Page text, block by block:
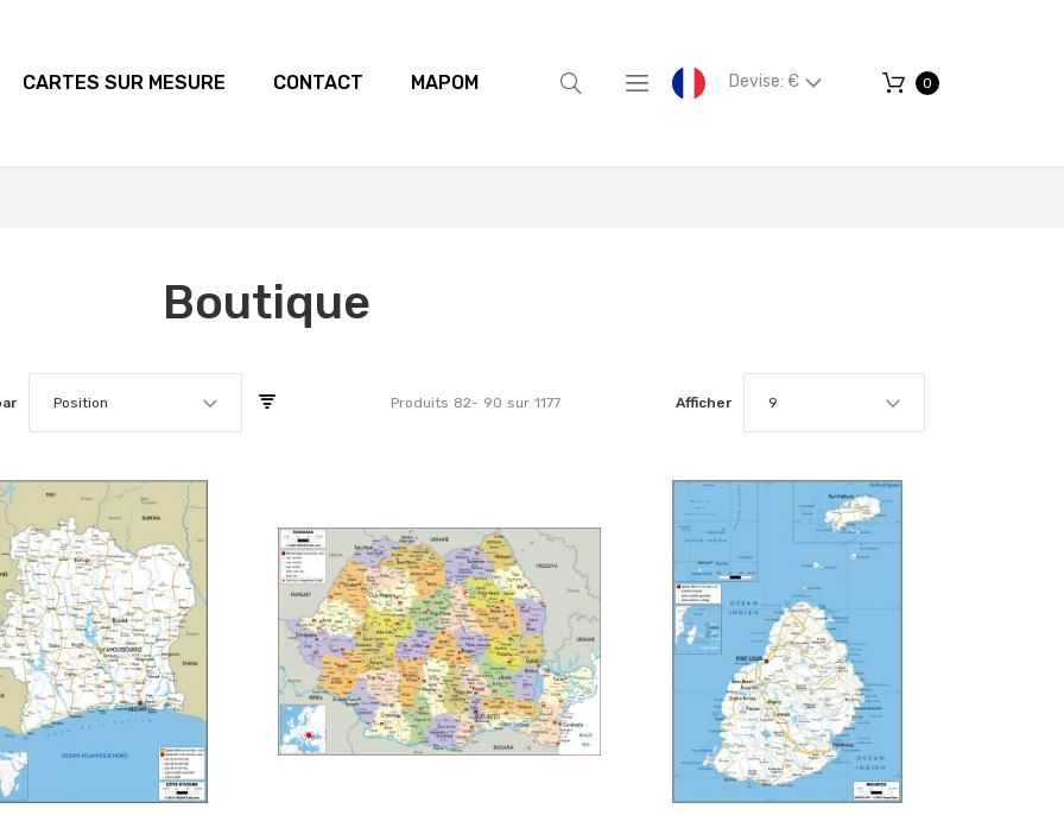
CARTES SUR MESURE CONTACT MAPOM Devise: € 0
Boutique
Position Produits 82- 90 sur 1177 Afficher 9